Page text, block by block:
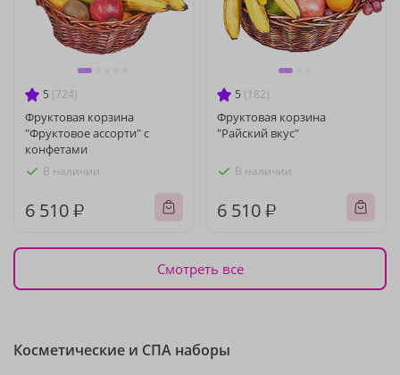
5 (724)
Фруктовая корзина
"Фруктовое ассорти" с
конфетами
В наличии
6 510 ₽
5 (182)
Фруктовая корзина
"Райский вкус"
В наличии
6 510 ₽
Смотреть все
Косметические и СПА наборы